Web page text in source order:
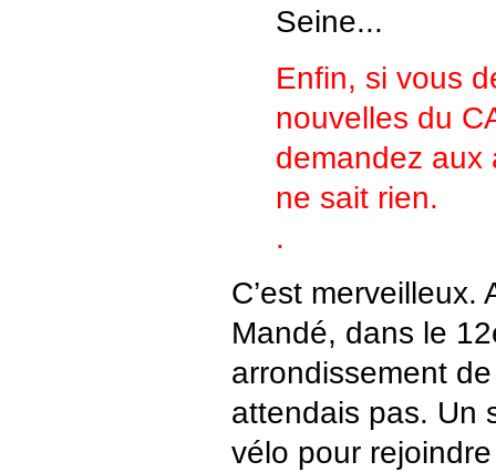
Seine...
Enfin, si vous
nouvelles du
demandez aux
ne sait rien.
.
C’est merveilleux.
Mandé, dans le
arrondissement
attendais pas. Un
vélo pour